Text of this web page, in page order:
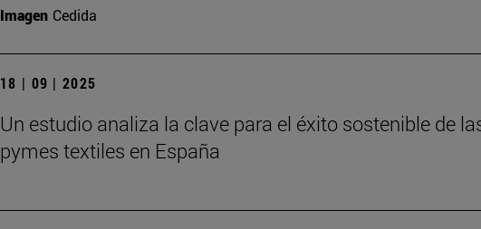
Imagen Cedida
18 | 09 | 2025
Un estudio analiza la clave para el éxito sostenible de
pymes textiles en España